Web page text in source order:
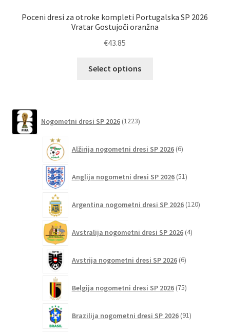
Poceni dresi za otroke kompleti Portugalska SP 2026
Vratar Gostujoči oranžna
€43.85
Select options
izberete
strani
Nogometni dresi SP 2026 1223izdelkov
Alžirija nogometni dresi SP 2026 6izdelkov
Anglija nogometni dresi SP 2026 51izdelkov
Argentina nogometni dresi SP 2026 120izdelkov
Avstralija nogometni dresi SP 2026 4izdelki
Avstrija nogometni dresi SP 2026 6izdelkov
Belgija nogometni dresi SP 2026 75izdelkov
Brazilija nogometni dresi SP 2026 91izdelkov